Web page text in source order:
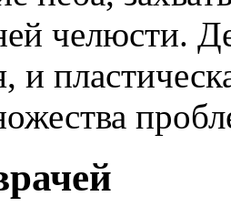
челюсти.
и